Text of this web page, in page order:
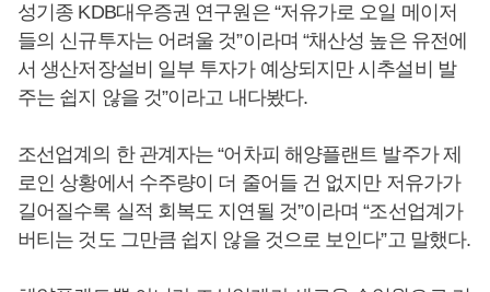
성기종 KDB대우증권 연구원은 “저유가로 오일 메이저
들의 신규투자는 어려울 것”이라며 “채산성 높은 유전에
서 생산저장설비 일부 투자가 예상되지만 시추설비 발
주는 쉽지 않을 것”이라고 내다봤다.
조선업계의 한 관계자는 “어차피 해양플랜트 발주가 제
로인 상황에서 수주량이 더 줄어들 건 없지만 저유가가
길어질수록 실적 회복도 지연될 것”이라며 “조선업계가
버티는 것도 그만큼 쉽지 않을 것으로 보인다”고 말했다.